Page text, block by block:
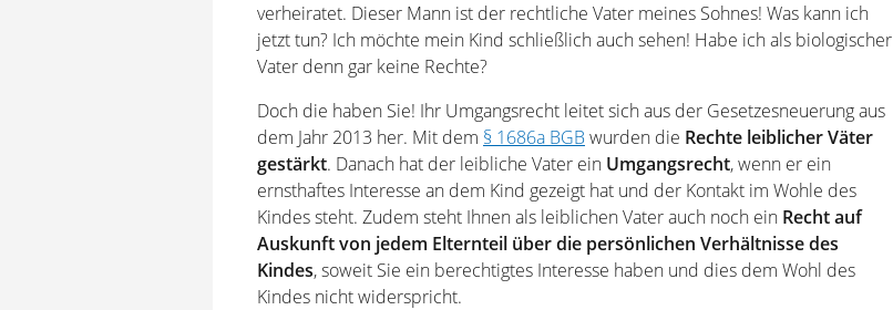
verheiratet. Dieser Mann ist der rechtliche Vater meines Sohnes! Was kann ich
jetzt tun? Ich möchte mein Kind schließlich auch sehen! Habe ich als biologischer
Vater denn gar keine Rechte?
Doch die haben Sie! Ihr Umgangsrecht leitet sich aus der Gesetzesneuerung aus
dem Jahr 2013 her. Mit dem § 1686a BGBwurden die Rechte leiblicher Väter
gestärkt. Danach hat der leibliche Vater ein Umgangsrecht, wenn er ein
ernsthaftes Interesse an dem Kind gezeigt hat und der Kontakt im Wohle des
Kindes steht. Zudem steht Ihnen als leiblichen Vater auch noch ein Recht auf
Auskunft von jedem Elternteil über die persönlichen Verhältnisse des
Kindes, soweit Sie ein berechtigtes Interesse haben und dies dem Wohl des
Kindes nicht widerspricht.